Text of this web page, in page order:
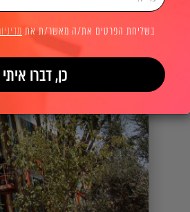
בשליחת הפרטים את/ה מאשר/ת את
כן, דברו איתי